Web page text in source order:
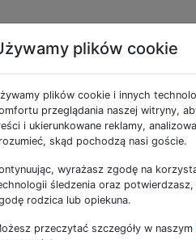
aplikacji Adobe
plików cookie
plików cookie i innych
przeglądania naszej witryny,
i ukierunkowane reklamy,
skąd pochodzą nasi goście.
wyrażasz zgodę na
śledzenia oraz
rodzica lub opiekuna.
przeczytać szczegóły w naszym